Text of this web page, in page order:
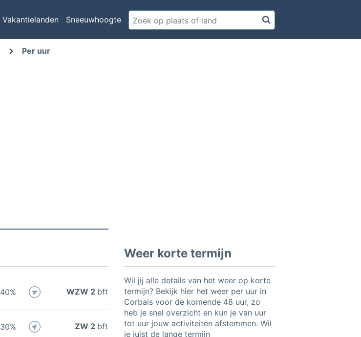
Vakantielanden Sneeuwhoogte
Per uur
40% WZW 2 bft
30% ZW 2 bft
Weer korte termijn
Wil jij alle details van het weer op korte
termijn? Bekijk hier het weer per uur in
Corbais voor de komende 48 uur, zo
heb je snel overzicht en kun je van uur
tot uur jouw activiteiten afstemmen. Wil
je juist de lange termijn